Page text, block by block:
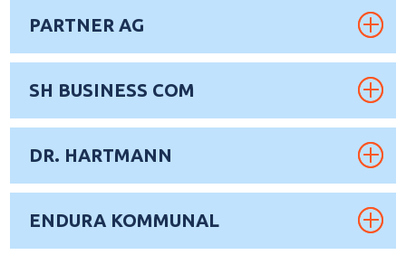
PARTNER AG
SH BUSINESS COM
DR. HARTMANN
ENDURA KOMMUNAL